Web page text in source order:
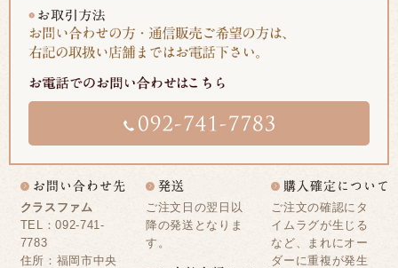
クラスファム
TEL：092-741-
7783
住所：福岡市中央
ご注文日の翌日以
降の発送となりま
す。
ご注文の確認にタ
イムラグが生じる
など、まれにオー
ダーに重複が発生